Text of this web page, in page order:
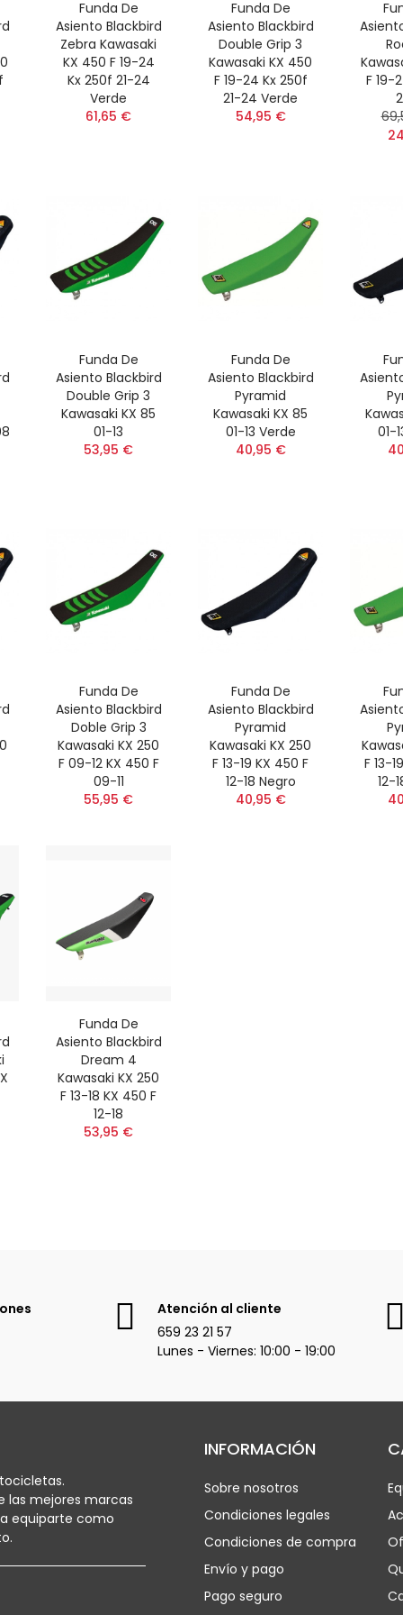
Funda De
Asiento Blackbird
Zebra Kawasaki
KX 450 F 19-24
Kx 250f 21-24
Verde
61,65 €
Funda De
Asiento Blackbird
Double Grip 3
Kawasaki KX 450
F 19-24 Kx 250f
21-24 Verde
54,95 €
F 19-
Funda De
Asiento Blackbird
Double Grip 3
Kawasaki KX 85
01-13
53,95 €
Funda De
Asiento Blackbird
Pyramid
Kawasaki KX 85
01-13 Verde
40,95 €
01-
Funda De
Asiento Blackbird
Doble Grip 3
Kawasaki KX 250
F 09-12 KX 450 F
09-11
55,95 €
Funda De
Asiento Blackbird
Pyramid
Kawasaki KX 250
F 13-19 KX 450 F
12-18 Negro
40,95 €
F 13-
12-
Funda De
Asiento Blackbird
Dream 4
Kawasaki KX 250
F 13-18 KX 450 F
12-18
53,95 €
Atención al cliente
659 23 21 57
Lunes - Viernes: 10:00 - 19:00
las mejores marcas
equiparte como
INFORMACIÓN
Sobre nosotros
Condiciones legales
Condiciones de compra
Envío y pago
Pago seguro